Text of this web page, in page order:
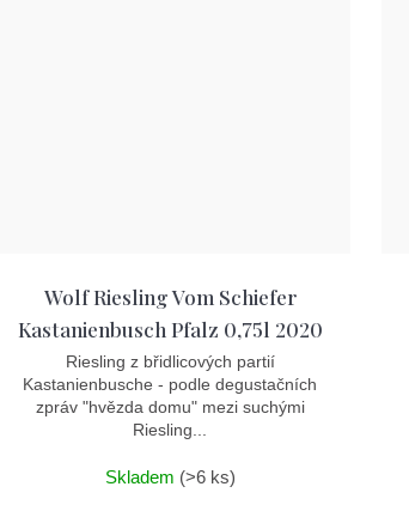
Wolf Riesling Vom Schiefer
Kastanienbusch Pfalz 0,75l 2020
Riesling z břidlicových partií
Kastanienbusche - podle degustačních
zpráv "hvězda domu" mezi suchými
Riesling...
Skladem (>6 ks)